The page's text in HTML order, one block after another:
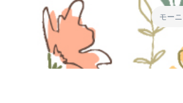
モー